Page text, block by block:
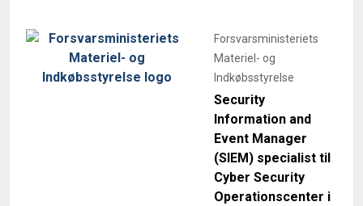
Forsvarsministeriets
Materiel- og
Indkøbsstyrelse
Security
Information and
Event Manager
(SIEM) specialist til
Cyber Security
Operationscenter i